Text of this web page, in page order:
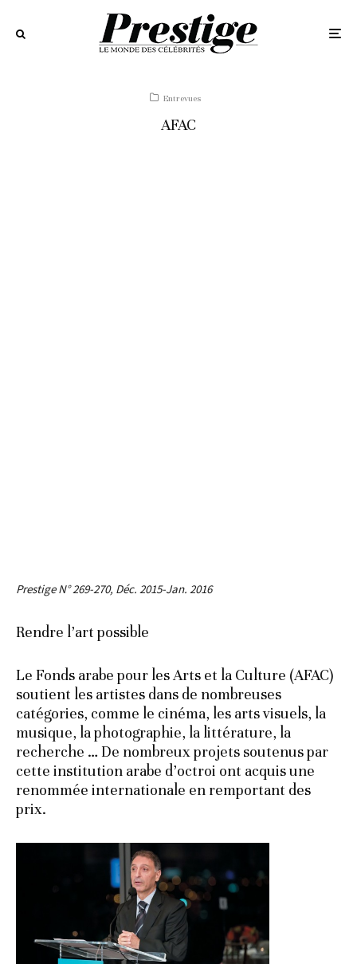
Entrevues
AFAC
Prestige N° 269-270, Déc. 2015-Jan. 2016
Rendre l’art possible
Le Fonds arabe pour les Arts et la Culture (AFAC)
soutient les artistes dans de nombreuses
catégories, comme le cinéma, les arts visuels, la
musique, la photographie, la littérature, la
recherche … De nombreux projets soutenus par
cette institution arabe d’octroi ont acquis une
renommée internationale en remportant des
prix.